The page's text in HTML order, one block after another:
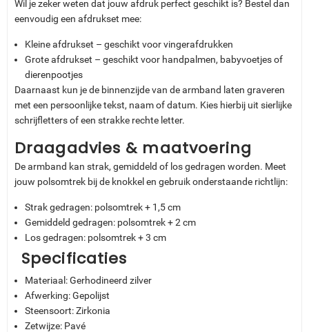
Wil je zeker weten dat jouw afdruk perfect geschikt is? Bestel dan
eenvoudig een afdrukset mee:
Kleine afdrukset – geschikt voor vingerafdrukken
Grote afdrukset – geschikt voor handpalmen, babyvoetjes of
dierenpootjes
Daarnaast kun je de binnenzijde van de armband laten graveren
met een persoonlijke tekst, naam of datum. Kies hierbij uit sierlijke
schrijfletters of een strakke rechte letter.
Draagadvies & maatvoering
De armband kan strak, gemiddeld of los gedragen worden. Meet
jouw polsomtrek bij de knokkel en gebruik onderstaande richtlijn:
Strak gedragen: polsomtrek + 1,5 cm
Gemiddeld gedragen: polsomtrek + 2 cm
Los gedragen: polsomtrek + 3 cm
Specificaties
Materiaal: Gerhodineerd zilver
Afwerking: Gepolijst
Steensoort: Zirkonia
Zetwijze: Pavé